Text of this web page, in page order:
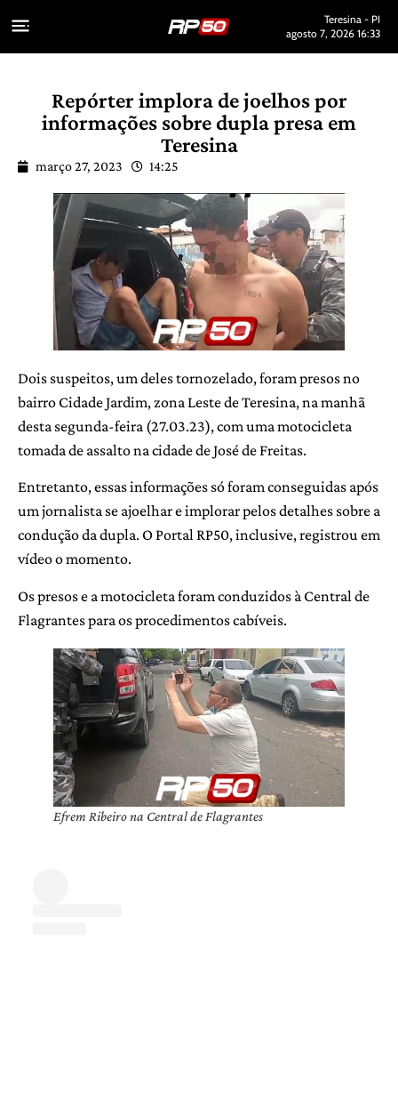
Teresina - PI
agosto 7, 2026 16:33
Repórter implora de joelhos por
informações sobre dupla presa em
Teresina
março 27, 2023 14:25
Dois suspeitos, um deles tornozelado, foram presos no
bairro Cidade Jardim, zona Leste de Teresina, na manhã
desta segunda-feira (27.03.23), com uma motocicleta
tomada de assalto na cidade de José de Freitas.
Entretanto, essas informações só foram conseguidas após
um jornalista se ajoelhar e implorar pelos detalhes sobre a
condução da dupla. O Portal RP50, inclusive, registrou em
vídeo o momento.
Os presos e a motocicleta foram conduzidos à Central de
Flagrantes para os procedimentos cabíveis.
Efrem Ribeiro na Central de Flagrantes